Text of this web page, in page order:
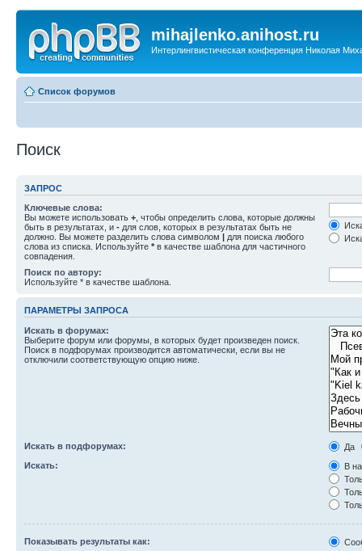
mihajlenko.anihost.ru
Интерлингвистическая конференция Николая
Список форумов
Поиск
ЗАПРОС
Ключевые слова:
Вы можете использовать + , чтобы определить слова, которые должны
быть в результатах, и - для слов, которых в результатах быть не
должно. Вы можете разделить слова символом | для поиска любого
слова из списка. Используйте * в качестве шаблона для частичного
совпадения.
Поиск по автору:
Используйте * в качестве шаблона.
ПАРАМЕТРЫ ЗАПРОСА
Искать в форумах:
Выберите форум или форумы, в которых будет произведен поиск.
Поиск в подфорумах производится автоматически, если вы не
отключили соответствующую опцию ниже.
Искать в подфорумах:
Да
Искать:
В
Показывать результаты как: